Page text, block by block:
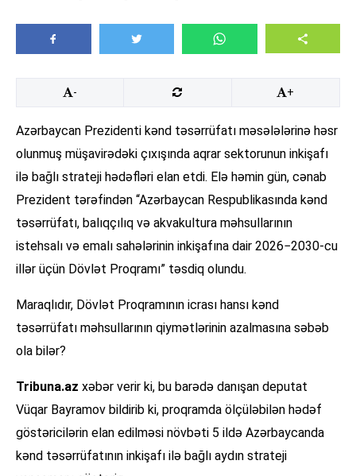
- +
Azərbaycan Prezidenti kənd təsərrüfatı məsələlərinə həsr
olunmuş müşavirədəki çıxışında aqrar sektorunun inkişafı
ilə bağlı strateji hədəfləri elan etdi. Elə həmin gün, cənab
Prezident tərəfindən “Azərbaycan Respublikasında kənd
təsərrüfatı, balıqçılıq və akvakultura məhsullarının
istehsalı və emalı sahələrinin inkişafına dair 2026−2030-cu
illər üçün Dövlət Proqramı” təsdiq olundu.
Maraqlıdır, Dövlət Proqramının icrası hansı kənd
təsərrüfatı məhsullarının qiymətlərinin azalmasına səbəb
ola bilər?
Tribuna.az xəbər verir ki, bu barədə danışan deputat
Vüqar Bayramov bildirib ki, proqramda ölçüləbilən hədəf
göstəricilərin elan edilməsi növbəti 5 ildə Azərbaycanda
kənd təsərrüfatının inkişafı ilə bağlı aydın strateji